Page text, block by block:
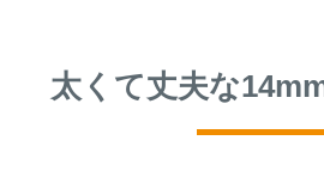
太くて丈夫な